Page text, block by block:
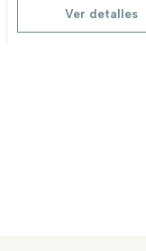
Ver detalles